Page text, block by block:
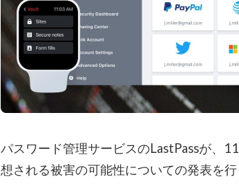
パスワード管理サービスのLastPassが、
想される被害の可能性についての発表を行